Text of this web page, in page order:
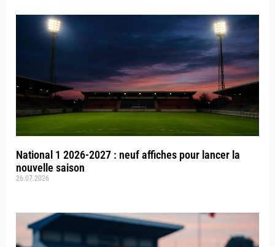
National 1 2026-2027 : neuf affiches pour lancer la
nouvelle saison
26.07.2026